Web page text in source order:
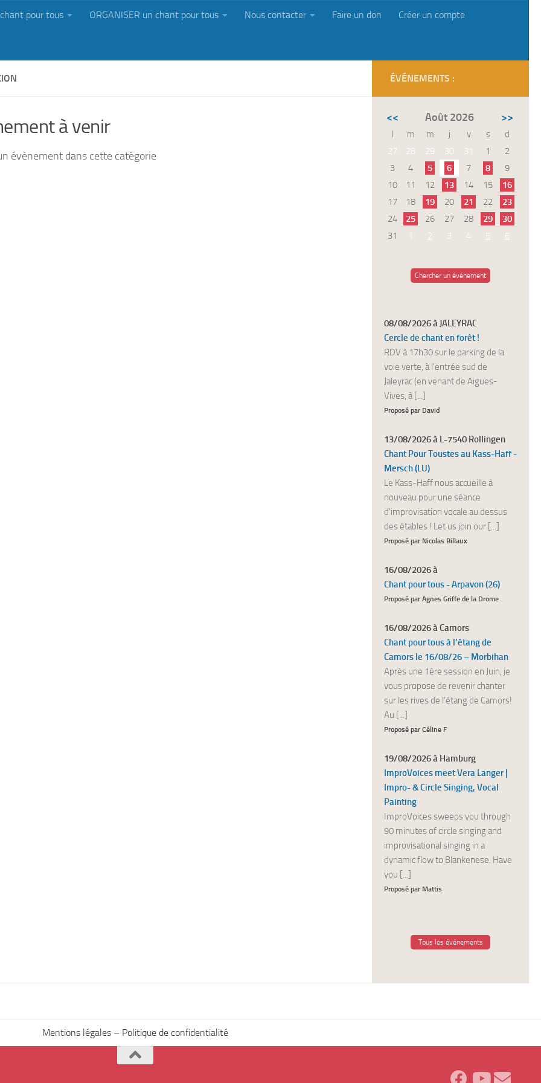
pour tous ORGANISER un chant pour tous Nous contacter Faire un don Créer un compte
à venir
évènement dans cette catégorie
ÉVÉNEMENTS :
<< Août 2026 >>
l m m j v s
d
27
28 29 30 31 1
2
3
4 5 6 7 8
9
10
11 12 13 14 15
16
17
18 19 20 21 22
23
24
25 26 27 28 29
30
31
1 2 3 4 5 6
Chercher un événement
08/08/2026 à JALEYRAC
Cercle de chant en forêt !
RDV à 17h30 sur le parking de la
voie verte, à l'entrée sud de
Jaleyrac (en venant de Aigues-
Vives, à [...]
Proposé par David
13/08/2026 à L-7540 Rollingen
Chant Pour Toustes au Kass-Haff -
Mersch (LU)
Le Kass-Haff nous accueille à
nouveau pour une séance
d'improvisation vocale au dessus
des étables ! Let us join our [...]
Proposé par Nicolas Billaux
16/08/2026 à
Chant pour tous - Arpavon (26)
Proposé par Agnes Griffe de la Drome
16/08/2026 à Camors
Chant pour tous à l’étang de
Camors le 16/08/26 – Morbihan
Après une 1ère session en Juin, je
vous propose de revenir chanter
sur les rives de l’étang de Camors!
Au [...]
Proposé par Céline F
19/08/2026 à Hamburg
ImproVoices meet Vera Langer |
Impro- & Circle Singing, Vocal
Painting
ImproVoices sweeps you through
90 minutes of circle singing and
improvisational singing in a
dynamic flow to Blankenese. Have
you [...]
Proposé par Mattis
Tous les événements
Mentions légales – Politique de confidentialité